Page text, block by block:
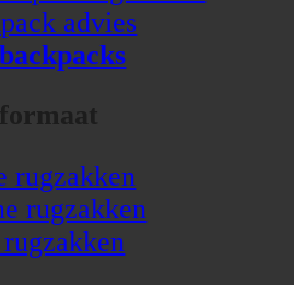
advies
rugzakken
rugzakken